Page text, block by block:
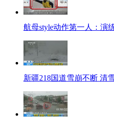
航母style动作第一人：演
新疆218国道雪崩不断 清